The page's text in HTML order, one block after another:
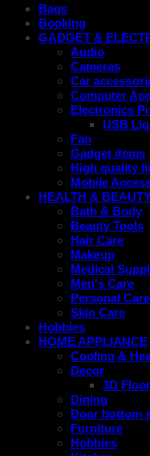
Bags
Booking
GADGET &
Audio
Cameras
Car
Computer
Electronics
USB
Fan
Gadget items
High quality
Mobile
HEALTH &
Bath & Body
Beauty Tools
Hair Care
Makeup
Medical
Men's Care
Personal Care
Skin Care
Hobbies
HOME APPLIANCE
Cooling &
Decor
3D
Dining
Door bottom
Furniture
Hobbies